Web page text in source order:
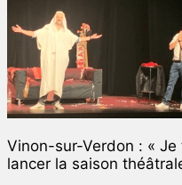
Vinon-sur-Verdon : « Je
lancer la saison